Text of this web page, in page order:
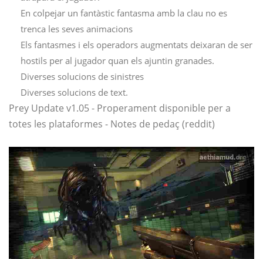
En colpejar un fantàstic fantasma amb la clau no es
trenca les seves animacions
Els fantasmes i els operadors augmentats deixaran de ser
hostils per al jugador quan els ajuntin granades.
Diverses solucions de sinistres
Diverses solucions de text.
Prey Update v1.05 - Properament disponible per a
totes les plataformes - Notes de pedaç (reddit)